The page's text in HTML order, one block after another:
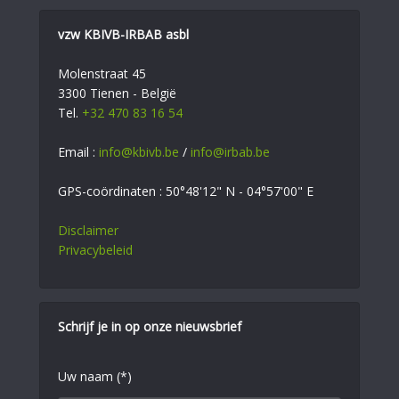
vzw KBIVB-IRBAB asbl
Molenstraat 45
3300 Tienen - België
Tel. +32 470 83 16 54
Email : info@kbivb.be / info@irbab.be
GPS-coördinaten : 50°48'12" N - 04°57'00" E
Disclaimer
Privacybeleid
Schrijf je in op onze nieuwsbrief
Uw naam (*)